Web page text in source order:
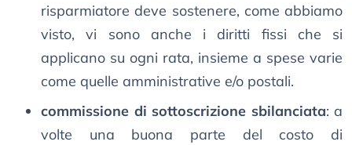
risparmiatore deve sostenere, come abbiamo
visto, vi sono anche i diritti fissi che si
applicano su ogni rata, insieme a spese varie
come quelle amministrative e/o postali.
commissione di sottoscrizione sbilanciata: a
volte una buona parte del costo di